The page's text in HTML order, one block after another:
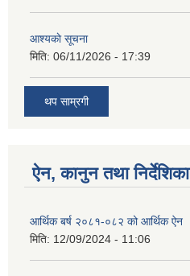
आश्यकाे सूचना
मिति: 06/11/2026 - 17:39
थप साम्रगी
ऐन, कानुन तथा निर्देशिका
आर्थिक बर्ष २०८१-०८२ को आर्थिक ऐन
मिति: 12/09/2024 - 11:06